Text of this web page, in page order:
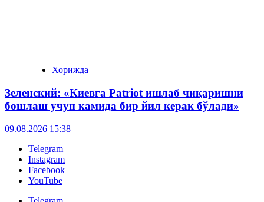
Хорижда
Зеленский: «Киевга Patriot ишлаб чиқаришни
бошлаш учун камида бир йил керак бўлади»
09.08.2026 15:38
Telegram
Instagram
Facebook
YouTube